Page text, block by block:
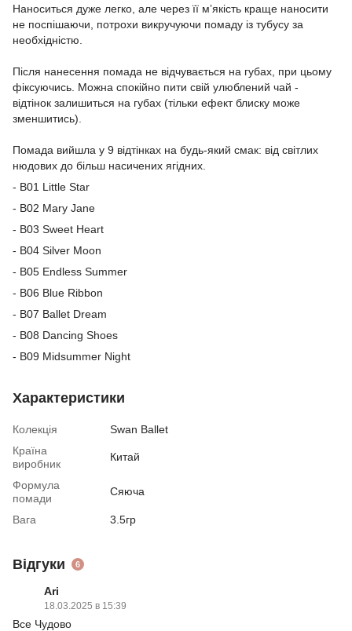
Наноситься дуже легко, але через її мʼякість краще наносити
не поспішаючи, потрохи викручуючи помаду із тубусу за
необхідністю.
Після нанесення помада не відчувається на губах, при цьому
фіксуючись. Можна спокійно пити свій улюблений чай -
відтінок залишиться на губах (тільки ефект блиску може
зменшитись).
Помада вийшла у 9 відтінках на будь-який смак: від світлих
нюдових до більш насичених ягідних.
- B01 Little Star
- B02 Mary Jane
- B03 Sweet Heart
- B04 Silver Moon
- B05 Endless Summer
- B06 Blue Ribbon
- B07 Ballet Dream
- B08 Dancing Shoes
- B09 Midsummer Night
Характеристики
Колекція
Swan Ballet
Країна
виробник
Китай
Формула
помади
Сяюча
Вага 3.5гр
Відгуки 6
Ari
18.03.2025 в 15:39
Все Чудово